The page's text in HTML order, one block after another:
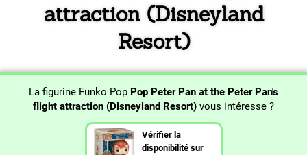
attraction (Disneyland
Resort)
La figurine Funko Pop Pop Peter Pan at the Peter Pan's
flight attraction (Disneyland Resort) vous intéresse ?
Vérifier la
disponibilité sur